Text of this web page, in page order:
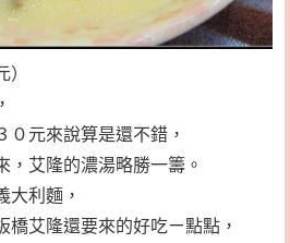
元來說算是還不錯，
，艾隆的濃湯略勝一籌。
大利麵，
橋艾隆還要來的好吃ㄧ點點，